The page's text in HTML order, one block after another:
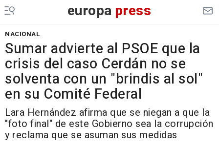
europa press
NACIONAL
Sumar advierte al PSOE que la
crisis del caso Cerdán no se
solventa con un "brindis al sol"
en su Comité Federal
Lara Hernández afirma que se niegan a que la
"foto final" de este Gobierno sea la corrupción
y reclama que se asuman sus medidas